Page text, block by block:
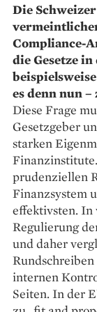
Die
Compliance-­
die Gesetze
es denn nun
Diese Frage
Gesetzgeber
starken
prudenziellen
Finanzsystem
effektivsten. In
Regulierung
und daher
internen
Seiten. In der